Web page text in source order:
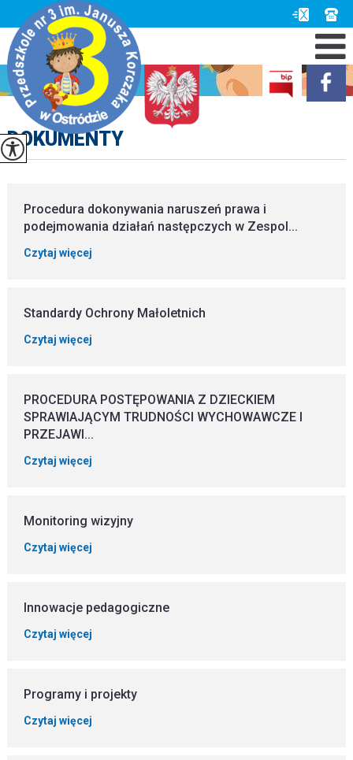
DOKUMENTY
Procedura dokonywania naruszeń prawa i
podejmowania działań następczych w Zespol...
Czytaj więcej
Standardy Ochrony Małoletnich
Czytaj więcej
PROCEDURA POSTĘPOWANIA Z DZIECKIEM
SPRAWIAJĄCYM TRUDNOŚCI WYCHOWAWCZE I
PRZEJAWI...
Czytaj więcej
Monitoring wizyjny
Czytaj więcej
Innowacje pedagogiczne
Czytaj więcej
Programy i projekty
Czytaj więcej